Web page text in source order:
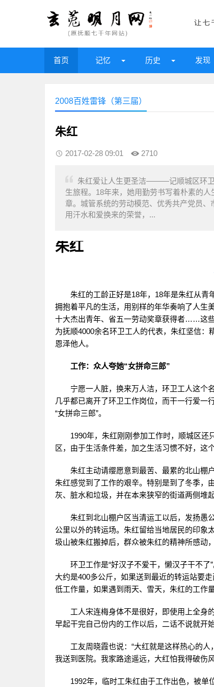
首页 记忆 历史 发现
2008百姓雷锋（第三届）
朱红
2017-02-28 09:01 2710
朱红爱让人生更圣洁———记顺城区环卫
生旅程。18年来，她用勤劳书写着朴素的
章。城管系统的劳动模范、优秀共产党员
用汗水和爱换来的荣誉，...
朱红
朱红的工龄正好是18年，18年是朱红从
拥抱着平凡的生活，用别样的年华奏响了人生
十大杰出青年、省五一劳动奖章获得者……这
为抚顺4000余名环卫工人的代表，朱红坚信
恩泽他人。
工作：众人夸她“女拼命三郎”
宁愿一人脏，换来万人洁，环卫工人这个
几乎都已离开了环卫工作岗位，而干一行爱一
“女拼命三郎”。
1990年，朱红刚刚参加工作时，顺城区还
区，由于生活条件差，加之生活习惯不好，这
朱红主动请缨愿意到最苦、最累的北山棚
朱红感觉到了工作的艰辛。特别是到了冬季，
灰、脏水和垃圾，并在本来狭窄的街道两侧堆
朱红到北山棚户区当清运工以后，发扬愚
公里以外的转运场。朱红留给当地居民的印象
圾山被朱红搬掉后，群众被朱红的精神所感动
环卫工作是“好汉子不爱干，懒汉子干不
大约是400多公斤，如果送到最近的转运站要
低工作量，如果遇到雨天、雪天，朱红的工作
工人宋连梅身体不是很好，即使用上全身
早起干完自己份内的工作以后，二话不说就开
工友周晓霞也说：“大红就是这样热心的
我送到医院。我家路途遥远，大红怕我得破伤
1992年，临时工朱红由于工作出色，被单